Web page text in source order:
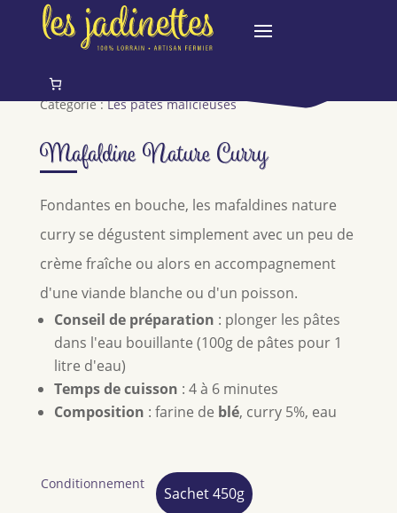
Catégorie :Les pâtes malicieuses
Mafaldine Nature Curry
Fondantes en bouche, les mafaldines nature
curry se dégustent simplement avec un peu de
crème fraîche ou alors en accompagnement
d'une viande blanche ou d'un poisson.
Conseil de préparation : plonger les pâtes
dans l'eau bouillante (100g de pâtes pour 1
litre d'eau)
Temps de cuisson : 4 à 6 minutes
Composition : farine de blé, curry 5%, eau
Conditionnement
Sachet 450g
Sachet 450g